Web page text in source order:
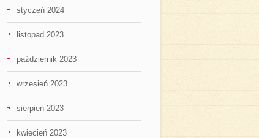
styczeń 2024
listopad 2023
październik 2023
wrzesień 2023
sierpień 2023
kwiecień 2023